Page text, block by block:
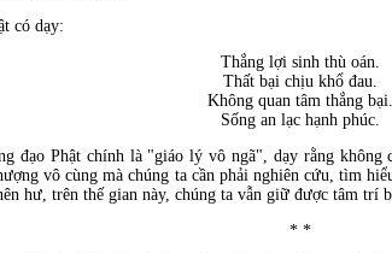
có dạy:
Thắng lợi sinh thù oán.
Thất bại chịu khổ đau.
Không quan tâm thắng bại.
Sống an lạc hạnh phúc.
đạo Phật chính là "giáo lý vô ngã", dạy rằng
vô cùng mà chúng ta cần phải nghiên cứu, tìm
hư, trên thế gian này, chúng ta vẫn giữ được tâm trí
* *